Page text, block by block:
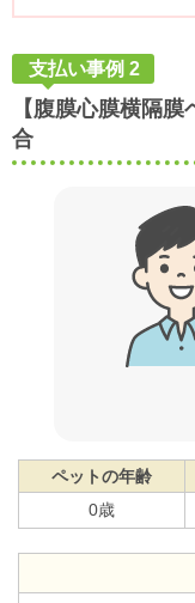
支払い事例 2
【腹膜心膜横隔
合
ペットの年齢
0歳